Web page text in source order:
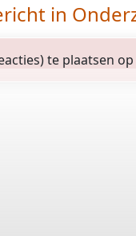
in
te plaatsen